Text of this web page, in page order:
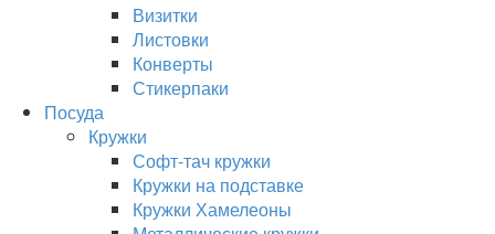
Визитки
Листовки
Конверты
Стикерпаки
Посуда
Кружки
Софт-тач кружки
Кружки на подставке
Кружки Хамелеоны